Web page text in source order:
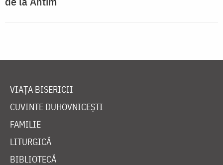
VIAȚA BISERICII
CUVINTE DUHOVNICEȘTI
FAMILIE
LITURGICĂ
BIBLIOTECĂ